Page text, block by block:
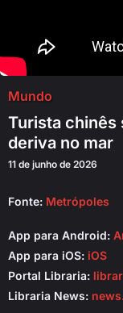
Mundo
Turista chinês
deriva no mar
11 de junho de 2026
Fonte: Metrópoles
App para Android:
App para iOS: iOS
Portal Libraria:
Libraria News: